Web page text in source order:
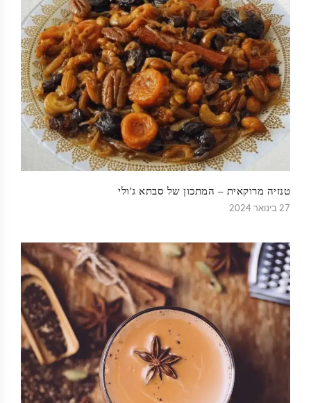
טנזיה מרוקאית – המתכון של סבתא ג'ולי
27 בינואר 2024